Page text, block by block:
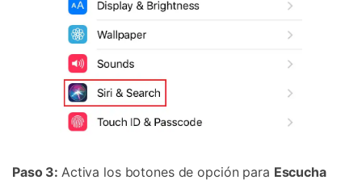
Paso 3: Activa los botones de opción para Escucha